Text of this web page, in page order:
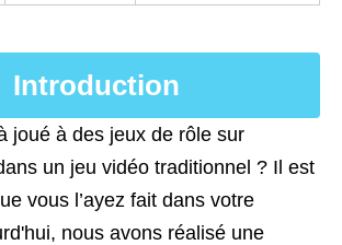
Introduction
joué à des jeux de rôle sur
un jeu vidéo traditionnel ? Il est
vous l’ayez fait dans votre
nous avons réalisé une